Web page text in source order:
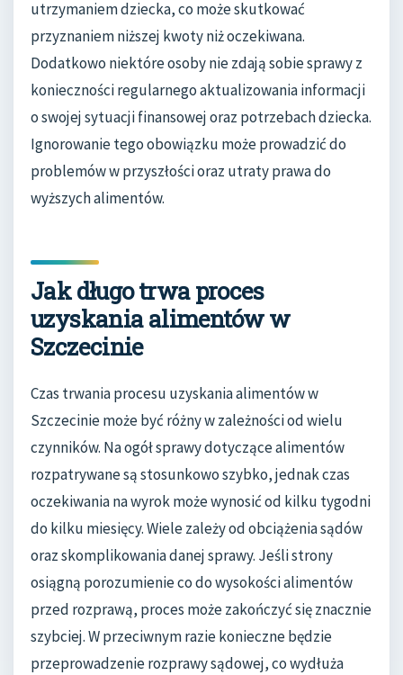
utrzymaniem dziecka, co może skutkować
przyznaniem niższej kwoty niż oczekiwana.
Dodatkowo niektóre osoby nie zdają sobie sprawy z
konieczności regularnego aktualizowania informacji
o swojej sytuacji finansowej oraz potrzebach dziecka.
Ignorowanie tego obowiązku może prowadzić do
problemów w przyszłości oraz utraty prawa do
wyższych alimentów.
Jak długo trwa proces
uzyskania alimentów w
Szczecinie
Czas trwania procesu uzyskania alimentów w
Szczecinie może być różny w zależności od wielu
czynników. Na ogół sprawy dotyczące alimentów
rozpatrywane są stosunkowo szybko, jednak czas
oczekiwania na wyrok może wynosić od kilku tygodni
do kilku miesięcy. Wiele zależy od obciążenia sądów
oraz skomplikowania danej sprawy. Jeśli strony
osiągną porozumienie co do wysokości alimentów
przed rozprawą, proces może zakończyć się znacznie
szybciej. W przeciwnym razie konieczne będzie
przeprowadzenie rozprawy sądowej, co wydłuża